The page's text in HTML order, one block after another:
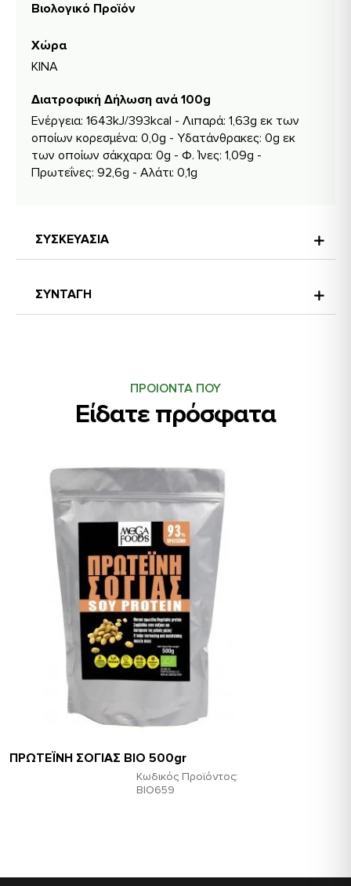
Βιολογικό Προϊόν
Χώρα
ΚΙΝΑ
Διατροφική Δήλωση ανά 100g
Ενέργεια: 1643kJ/393kcal - Λιπαρά: 1,63g εκ των
οποίων κορεσμένα: 0,0g - Υδατάνθρακες: 0g εκ
των οποίων σάκχαρα: 0g - Φ. Ίνες: 1,09g -
Πρωτεΐνες: 92,6g - Αλάτι: 0,1g
ΣΥΝΤΑΓΗ
ΣΥΣΚΕΥΑΣΙΑ
ΠΡΟΙΟΝΤΑ ΠΟΥ
Είδατε πρόσφατα
Κωδικός Προϊόντος:
ΒΙΟ659
ΠΡΩΤΕΪΝΗ ΣΟΓΙΑΣ ΒΙΟ 500gr